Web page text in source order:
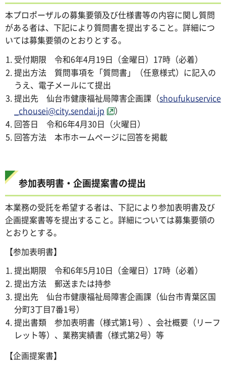
本プロポーザルの募集要領及び仕様書等の内容に関し質問
がある者は、下記により質問書を提出すること。詳細につ
いては募集要領のとおりとする。
受付期限 令和6年4月19日（金曜日）17時（必着）
提出方法 質問事項を「質問書」（任意様式）に記入の
うえ、電子メールにて提出
提出先 仙台市健康福祉局障害企画課（shoufukuservice
_chousei@city.sendai.jp
）
回答日 令和6年4月30日（火曜日）
回答方法 本市ホームページに回答を掲載
参加表明書・企画提案書の提出
本業務の受託を希望する者は、下記により参加表明書及び
企画提案書等を提出すること。詳細については募集要領の
とおりとする。
【参加表明書】
提出期限 令和6年5月10日（金曜日）17時（必着）
提出方法 郵送または持参
提出先 仙台市健康福祉局障害企画課（仙台市青葉区国
分町3丁目7番1号）
提出書類 参加表明書（様式第1号）、会社概要（リーフ
レット等）、業務実績書（様式第2号）等
【企画提案書】